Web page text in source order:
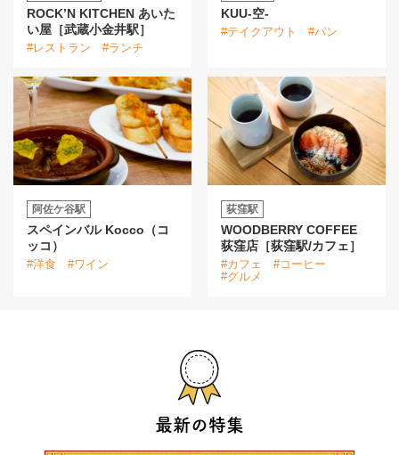
最新の特集
ROCK’N KITCHEN あいた
い屋［武蔵小金井駅］
#レストラン #ランチ
KUU-空-
#テイクアウト #パン
阿佐ケ谷駅
スペインバル Kocco（コ
ッコ）
#洋食 #ワイン
荻窪駅
WOODBERRY COFFEE
荻窪店［荻窪駅/カフェ］
#カフェ
#コーヒー
#グルメ